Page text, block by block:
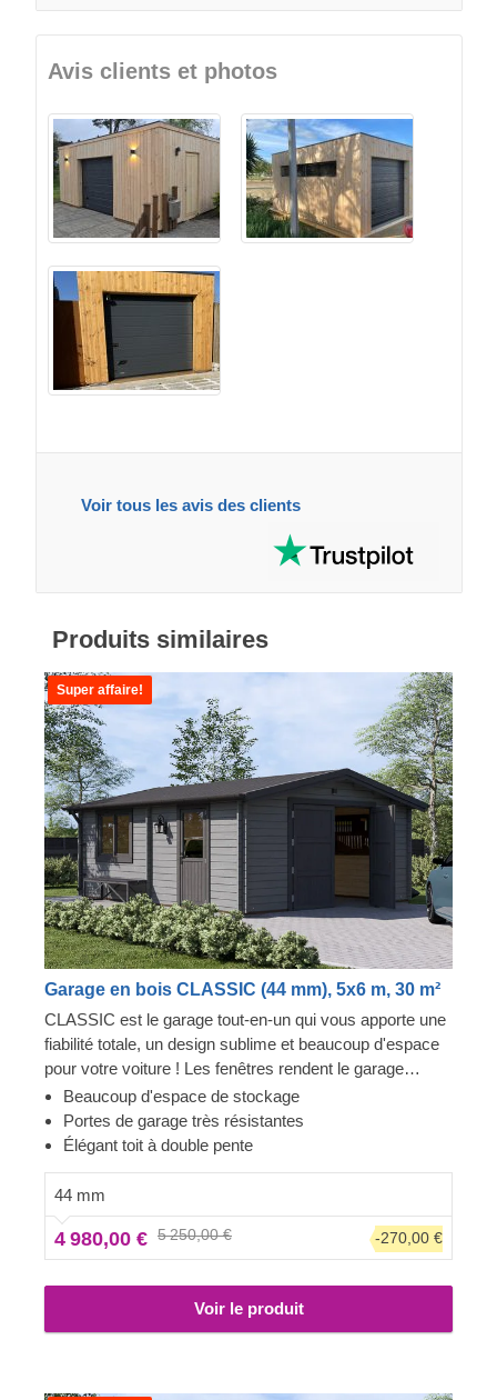
Avis clients et photos
Voir tous les avis des clients
Produits similaires
Super affaire!
Garage en bois CLASSIC (44 mm), 5x6 m, 30 m²
CLASSIC est le garage tout-en-un qui vous apporte une
fiabilité totale, un design sublime et beaucoup d'espace
pour votre voiture ! Les fenêtres rendent le garage
lumineux et accueillant, et la construction robuste
assure la sécurité de votre voiture. Préparez-vous à
faire moins d'allers-retours à la station de lavage et à
bois à vos invités. CLASSIC est un petit bijou qui
apporte de grands avantages !
Beaucoup d'espace de stockage
Portes de garage très résistantes
Élégant toit à double pente
44 mm
4 980,00 € 5 250,00 € -270,00 €
Voir le produit